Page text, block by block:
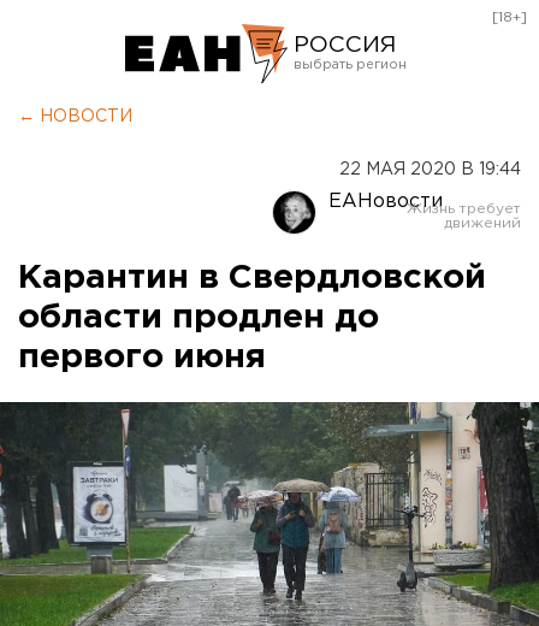
РОССИЯ
Оренбург
[18+]
← НОВОСТИ
22 МАЯ 2020 В 19:44
ЕАНовости
Карантин в Свердловской
области продлен до
первого июня